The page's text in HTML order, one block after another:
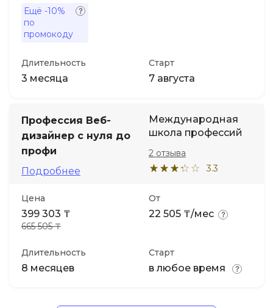
Ещё -10%
по
промокоду
Длительность
3 месяца
Старт
7 августа
Профессия Веб-
дизайнер с нуля до
профи
Подробнее
Международная
школа профессий
3.3
2 отзыва
Цена
399 303 ₸
665 505 ₸
От
22 505 ₸/мес
Длительность
8 месяцев
Старт
в любое время